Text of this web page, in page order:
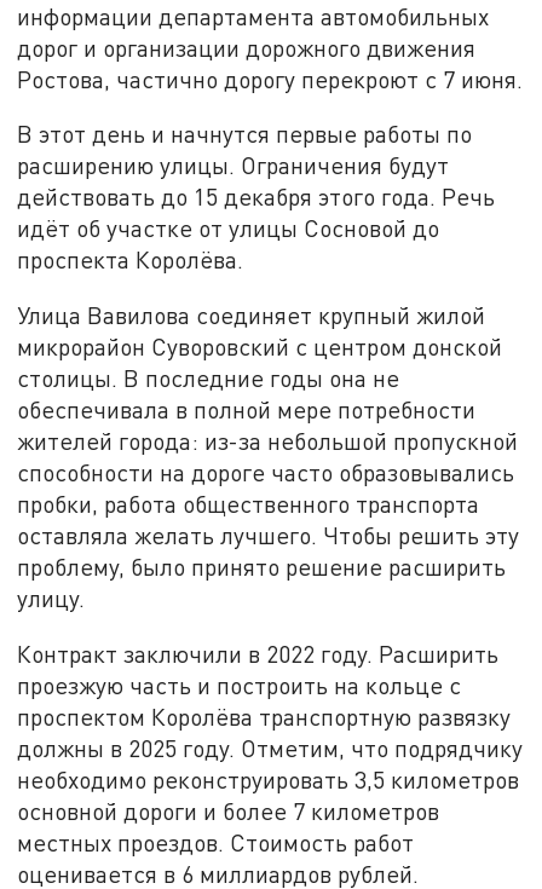
информации департамента автомобильных
дорог и организации дорожного движения
Ростова, частично дорогу перекроют с 7 июня.
В этот день и начнутся первые работы по
расширению улицы. Ограничения будут
действовать до 15 декабря этого года. Речь
идёт об участке от улицы Сосновой до
проспекта Королёва.
Улица Вавилова соединяет крупный жилой
микрорайон Суворовский с центром донской
столицы. В последние годы она не
обеспечивала в полной мере потребности
жителей города: из-за небольшой пропускной
способности на дороге часто образовывались
пробки, работа общественного транспорта
оставляла желать лучшего. Чтобы решить эту
проблему, было принято решение расширить
улицу.
Контракт заключили в 2022 году. Расширить
проезжую часть и построить на кольце с
проспектом Королёва транспортную развязку
должны в 2025 году. Отметим, что подрядчику
необходимо реконструировать 3,5 километров
основной дороги и более 7 километров
местных проездов. Стоимость работ
оценивается в 6 миллиардов рублей.